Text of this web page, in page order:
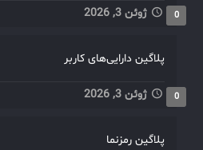
ژوئن 3, 2026 0
پلاگین دارایی‌های کاربر
ژوئن 3, 2026 0
پلاگین رمزنما